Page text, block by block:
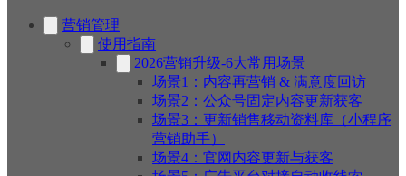
营销管理
使用指南
2026营销升级-6大常用场景
场景1：内容再营销 & 满意度回访
场景2：公众号固定内容更新获客
场景3：更新销售移动资料库（小程序
营销助手）
场景4：官网内容更新与获客